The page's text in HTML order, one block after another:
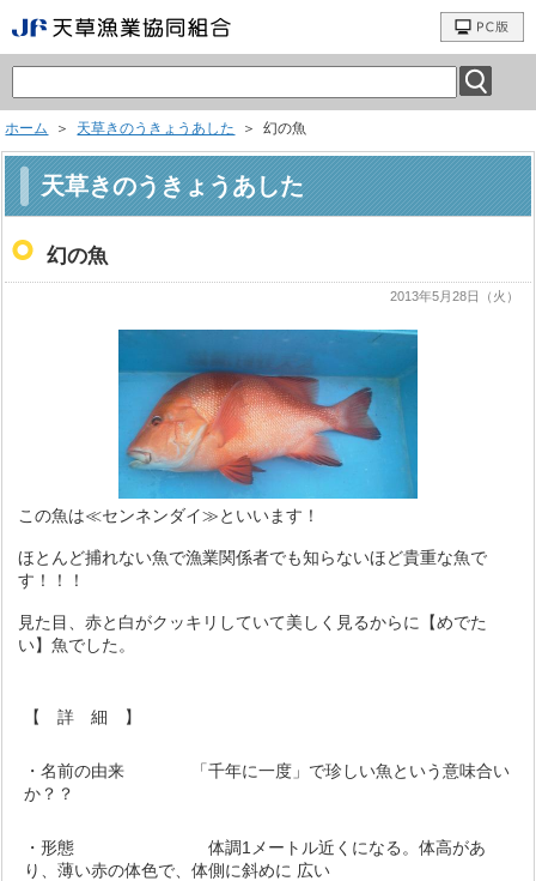
ホーム ＞ 天草きのうきょうあした ＞ 幻の魚
天草きのうきょうあした
幻の魚
2013年5月28日（火）
この魚は≪センネンダイ≫といいます！
ほとんど捕れない魚で漁業関係者でも知らないほど貴重な魚で
す！！！
見た目、赤と白がクッキリしていて美しく見るからに【めでた
い】魚でした。
【 詳 細 】
・名前の由来 「千年に一度」で珍しい魚という意味合い
か？？
・形態 体調1メートル近くになる。体高があ
り、薄い赤の体色で、体側に斜めに 広い